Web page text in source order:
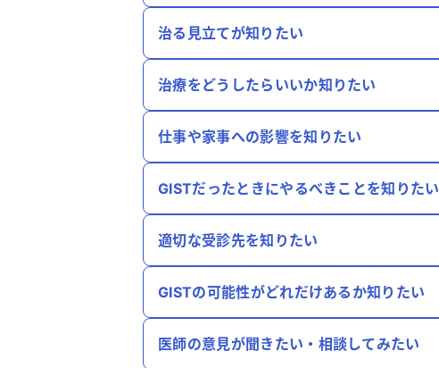
治る見立てが知りたい
治療をどうしたらいいか知りたい
仕事や家事への影響を知りたい
GISTだったときにやるべきことを知りたい
適切な受診先を知りたい
GISTの可能性がどれだけあるか知りたい
医師の意見が聞きたい・相談してみたい